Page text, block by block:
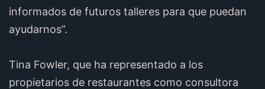
informados de futuros talleres para que puedan
ayudarnos”.
Tina Fowler, que ha representado a los
propietarios de restaurantes como consultora